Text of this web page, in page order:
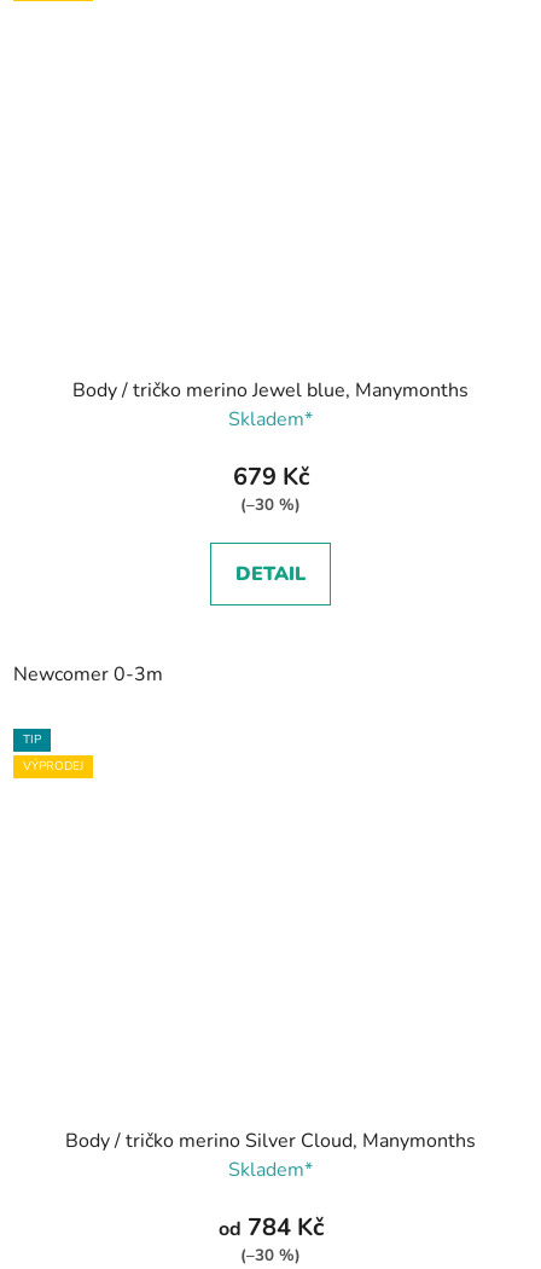
Body / tričko merino Jewel blue, Manymonths
Skladem*
679 Kč
(–30 %)
DETAIL
Newcomer 0-3m
TIP
VÝPRODEJ
Body / tričko merino Silver Cloud, Manymonths
Skladem*
od 784 Kč
(–30 %)